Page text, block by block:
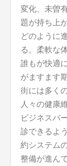
変化、未曽
題が持ち上
どのように
る。柔軟な
誰もが快適
がますます
街には多く
人々の健康
ビジネスパ
診できるよ
約システム
整備が進ん